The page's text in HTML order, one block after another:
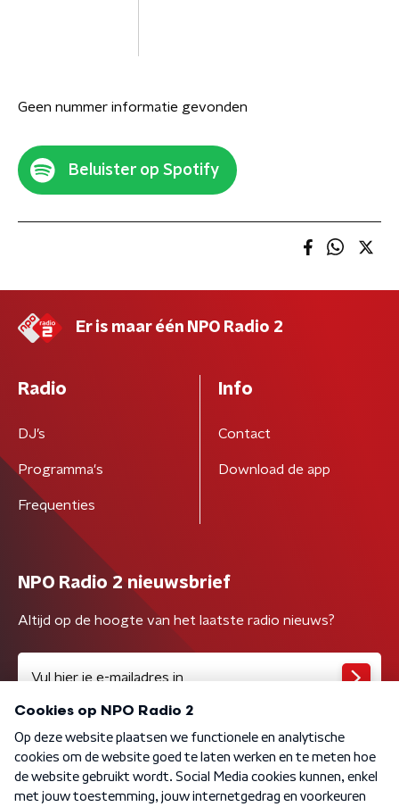
Geen nummer informatie gevonden
Beluister op Spotify
Er is maar één NPO Radio 2
Radio
DJ’s
Programma's
Frequenties
Info
Contact
Download de app
NPO Radio 2 nieuwsbrief
Altijd op de hoogte van het laatste radio nieuws?
Algemene voorwaarden